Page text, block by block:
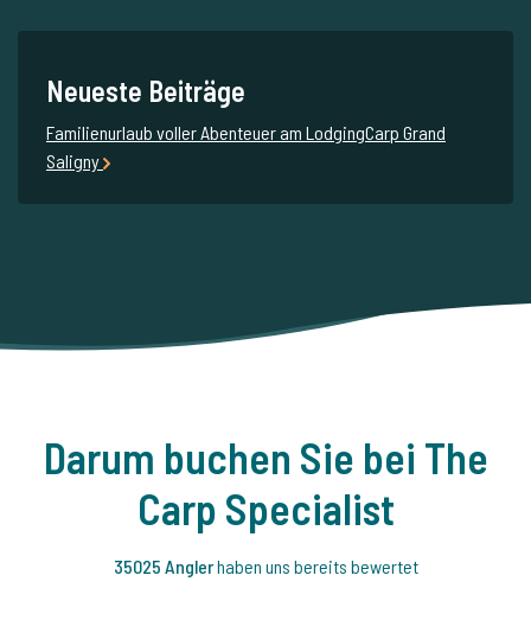
Neueste Beiträge
Familienurlaub voller Abenteuer am LodgingCarp Grand
Saligny
Darum buchen Sie bei The
Carp Specialist
35025 Anglerhaben uns bereits bewertet